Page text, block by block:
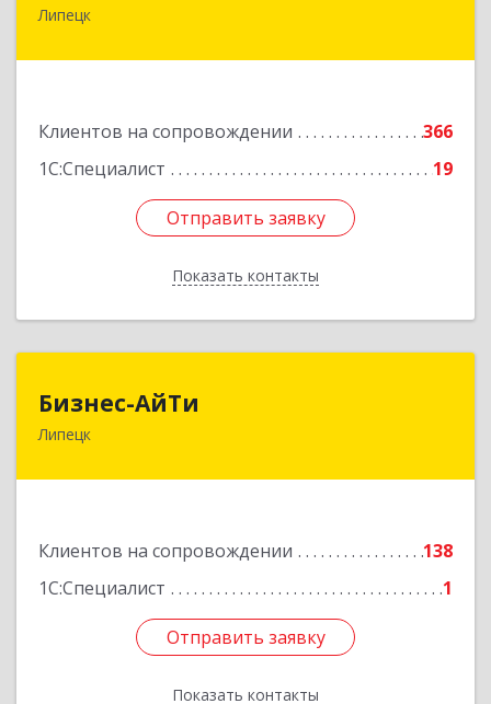
Липецк
Клиентов на сопровождении
366
1С:Специалист
19
Отправить заявку
Показать контакты
398059, Липецкая обл, Липецк г, Фрунзе ул,
Отправить заявку
Назад
Бизнес-АйТи
Липецк
Клиентов на сопровождении
138
1С:Специалист
1
Отправить заявку
Показать контакты
398008, Липецкая обл, Липецк г, 50 лет НЛМК
Отправить заявку
Назад